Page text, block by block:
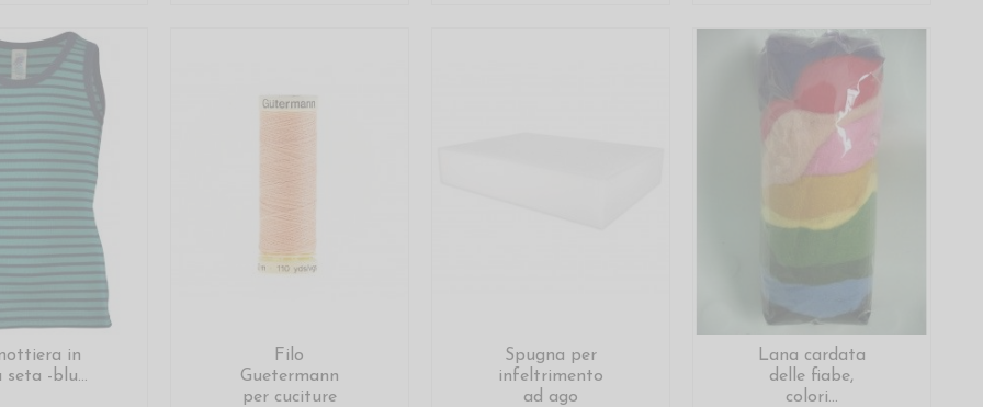
in
seta -blu...
Filo
Guetermann
per cuciture
Spugna per
infeltrimento
ad ago
Lana cardata
delle fiabe,
colori...